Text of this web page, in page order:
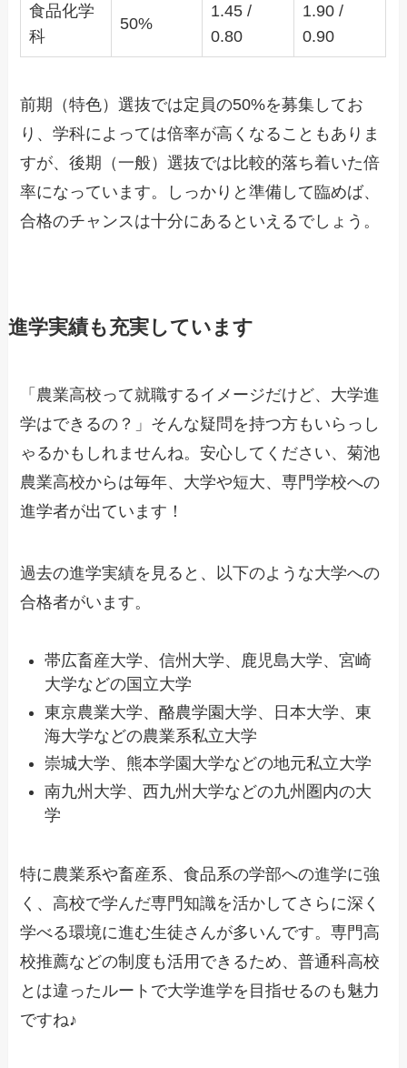
食品化学
科
50%
1.45 /
0.80
1.90 /
0.90
前期（特色）選抜では定員の50%を募集してお
り、学科によっては倍率が高くなることもありま
すが、後期（一般）選抜では比較的落ち着いた倍
率になっています。しっかりと準備して臨めば、
合格のチャンスは十分にあるといえるでしょう。
進学実績も充実しています
「農業高校って就職するイメージだけど、大学進
学はできるの？」そんな疑問を持つ方もいらっし
ゃるかもしれませんね。安心してください、菊池
農業高校からは毎年、大学や短大、専門学校への
進学者が出ています！
過去の進学実績を見ると、以下のような大学への
合格者がいます。
帯広畜産大学、信州大学、鹿児島大学、宮崎
大学などの国立大学
東京農業大学、酪農学園大学、日本大学、東
海大学などの農業系私立大学
崇城大学、熊本学園大学などの地元私立大学
南九州大学、西九州大学などの九州圏内の大
学
特に農業系や畜産系、食品系の学部への進学に強
く、高校で学んだ専門知識を活かしてさらに深く
学べる環境に進む生徒さんが多いんです。専門高
校推薦などの制度も活用できるため、普通科高校
とは違ったルートで大学進学を目指せるのも魅力
ですね♪